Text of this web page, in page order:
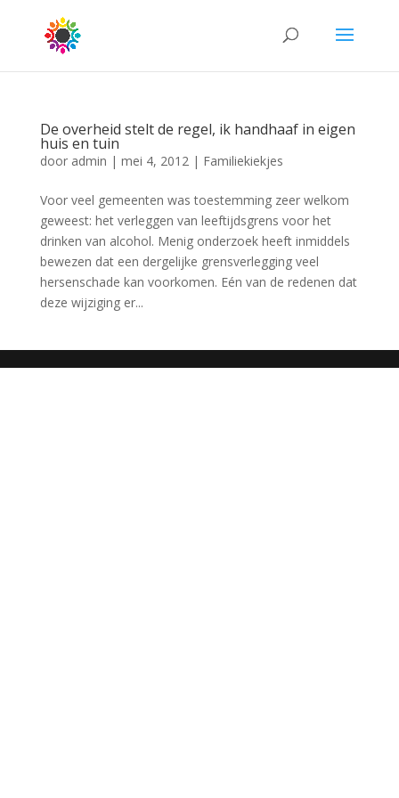
De overheid stelt de regel, ik handhaaf in eigen
huis en tuin
door admin | mei 4, 2012| Familiekiekjes
Voor veel gemeenten was toestemming zeer welkom
geweest: het verleggen van leeftijdsgrens voor het
drinken van alcohol. Menig onderzoek heeft inmiddels
bewezen dat een dergelijke grensverlegging veel
hersenschade kan voorkomen. Eén van de redenen dat
deze wijziging er...